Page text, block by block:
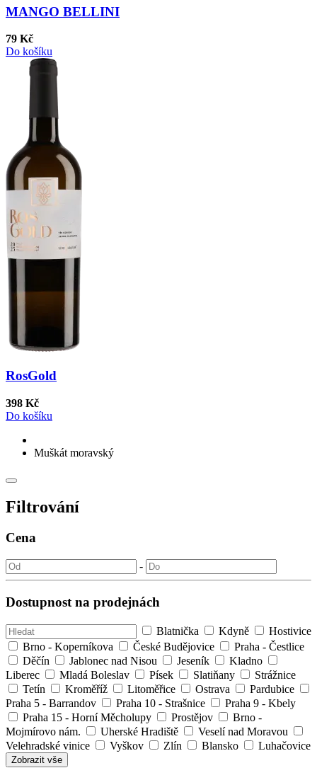
MANGO BELLINI
79 Kč
Do košíku
RosGold
398 Kč
Do košíku
Muškát moravský
Filtrování
Cena
-
Dostupnost na prodejnách
Blatnička Kdyně
Hostivice
Brno - Koperníkova
České Budějovice
Praha - Čestlice
Děčín
Jablonec nad Nisou Jeseník
Kladno
Liberec
Mladá Boleslav Písek Slatiňany
Strážnice
Tetín
Kroměříž Litoměřice Ostrava
Pardubice
Praha 5 - Barrandov
Praha 10 - Strašnice
Praha 9 - Kbely
Praha 15 - Horní Měcholupy
Prostějov
Brno -
Mojmírovo nám.
Uherské Hradiště
Veselí nad Moravou
Velehradské vinice
Vyškov Zlín Blansko Luhačovice
Zobrazit vše